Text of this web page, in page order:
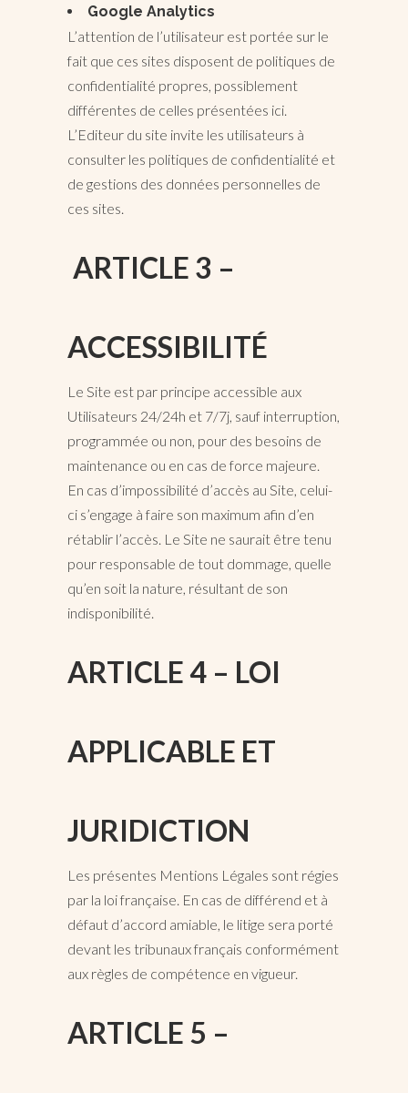
Google Analytics
L’attention de l’utilisateur est portée sur le
fait que ces sites disposent de politiques de
confidentialité propres, possiblement
différentes de celles présentées ici.
L’Editeur du site invite les utilisateurs à
consulter les politiques de confidentialité et
de gestions des données personnelles de
ces sites.
ARTICLE 3 –
ACCESSIBILITÉ
Le Site est par principe accessible aux
Utilisateurs 24/24h et 7/7j, sauf interruption,
programmée ou non, pour des besoins de
maintenance ou en cas de force majeure.
En cas d’impossibilité d’accès au Site, celui-
ci s’engage à faire son maximum afin d’en
rétablir l’accès. Le Site ne saurait être tenu
pour responsable de tout dommage, quelle
qu’en soit la nature, résultant de son
indisponibilité.
ARTICLE 4 – LOI
APPLICABLE ET
JURIDICTION
Les présentes Mentions Légales sont régies
par la loi française. En cas de différend et à
défaut d’accord amiable, le litige sera porté
devant les tribunaux français conformément
aux règles de compétence en vigueur.
ARTICLE 5 –